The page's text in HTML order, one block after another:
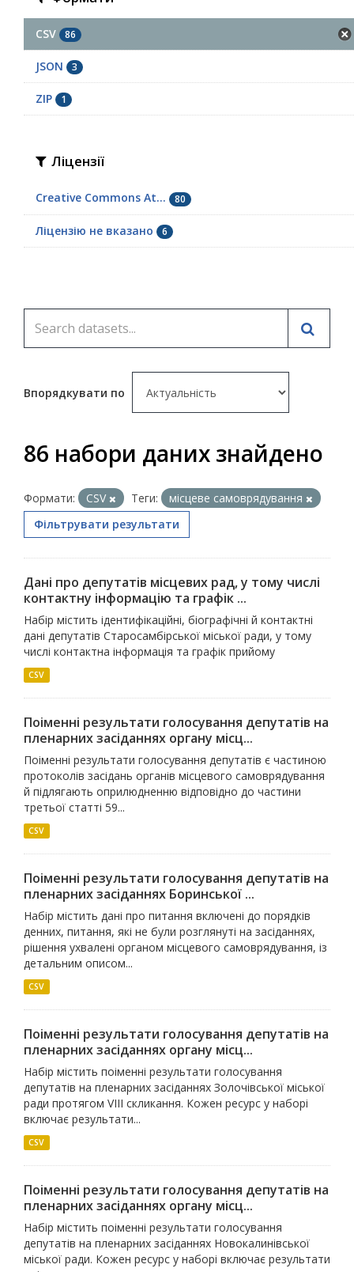
CSV 86
JSON 3
ZIP 1
Ліцензії
Creative Commons At... 80
Ліцензію не вказано 6
Впорядкувати по
86 набори даних знайдено
Формати: CSV Теги:
місцеве самоврядування
Фільтрувати результати
Дані про депутатів місцевих рад, у тому числі
контактну інформацію та графік ...
Набір містить ідентифікаційні, біографічні й контактні
дані депутатів Старосамбірської міської ради, у тому
числі контактна інформація та графік прийому
CSV
Поіменні результати голосування депутатів на
пленарних засіданнях органу місц...
Поіменні результати голосування депутатів є частиною
протоколів засідань органів місцевого самоврядування
й підлягають оприлюдненню відповідно до частини
третьої статті 59...
CSV
Поіменні результати голосування депутатів на
пленарних засіданнях Боринської ...
Набір містить дані про питання включені до порядків
денних, питання, які не були розглянуті на засіданнях,
рішення ухвалені органом місцевого самоврядування, із
детальним описом...
CSV
Поіменні результати голосування депутатів на
пленарних засіданнях органу місц...
Набір містить поіменні результати голосування
депутатів на пленарних засіданнях Золочівської міської
ради протягом VIII скликання. Кожен ресурс у наборі
включає результати...
CSV
Поіменні результати голосування депутатів на
пленарних засіданнях органу місц...
Набір містить поіменні результати голосування
депутатів на пленарних засіданнях Новокалинівської
міської ради. Кожен ресурс у наборі включає результати